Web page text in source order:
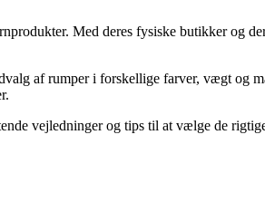
Med deres fysiske butikker og
af rumper i forskellige farver, vægt og
vejledninger og tips til at vælge de